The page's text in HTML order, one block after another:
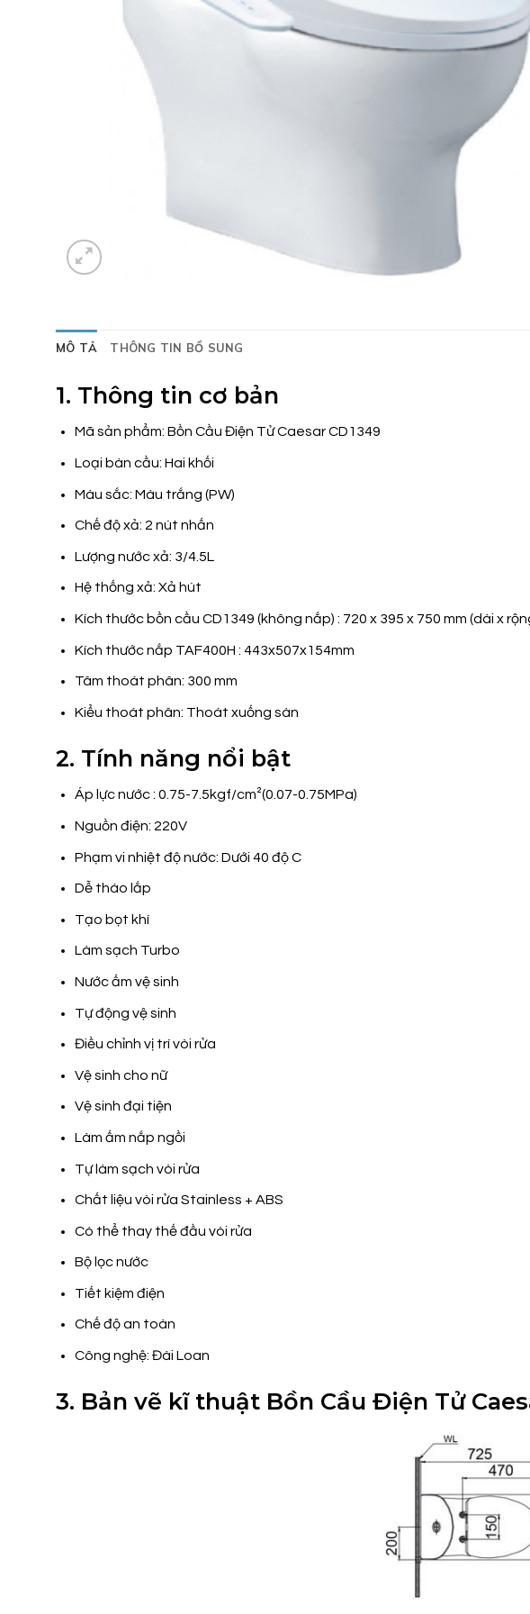
MÔ TẢ THÔNG TIN BỔ SUNG
1. Thông tin cơ bản
Mã sản phẩm: Bồn Cầu Điện Tử Caesar CD1349
Loại bàn cầu: Hai khối
Màu sắc: Màu trắng (PW)
Chế độ xả: 2 nút nhấn
Lượng nước xả: 3/4.5L
Hệ thống xả: Xả hút
Kích thước bồn cầu CD1349 (không nắp) : 720 x 395 x 750 mm (dài x
Kích thước nắp TAF400H : 443x507x154mm
Tâm thoát phân: 300 mm
Kiểu thoát phân: Thoát xuống sàn
2. Tính năng nổi bật
Áp lực nước : 0.75-7.5kgf/cm²(0.07-0.75MPa)
Nguồn điện: 220V
Phạm vi nhiệt độ nước: Dưới 40 độ C
Dễ tháo lắp
Tạo bọt khí
Làm sạch Turbo
Nước ấm vệ sinh
Tự động vệ sinh
Điều chỉnh vị trí vòi rửa
Vệ sinh cho nữ
Vệ sinh đại tiện
Làm ấm nắp ngồi
Tự làm sạch vòi rửa
Chất liệu vòi rửa Stainless + ABS
Có thể thay thế đầu vòi rửa
Bộ lọc nước
Tiết kiệm điện
Chế độ an toàn
Công nghệ: Đài Loan
3. Bản vẽ kĩ thuật Bồn Cầu Điện Tử